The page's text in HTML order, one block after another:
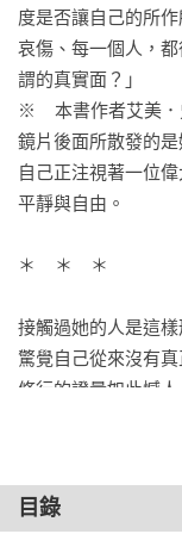
度是否讓自己的所
哀傷、每一個人，
謂的真實面？」
※    本書作者艾美
鏡片後面所散發的
自己正注視著一位
平靜與自由。
＊    ＊　＊
接觸過她的人是這
驚覺自己從來沒有
修行的證量如此憾人
強而有力以及最神
位不平凡的人，僅
目錄